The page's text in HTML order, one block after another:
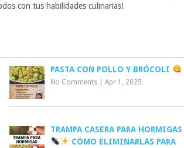
con tus habilidades culinarias!
PASTA CON POLLO Y BRÓCOLI
No Comments |Apr 1, 2025
TRAMPA CASERA PARA HORMIGAS
CÓMO ELIMINARLAS PARA